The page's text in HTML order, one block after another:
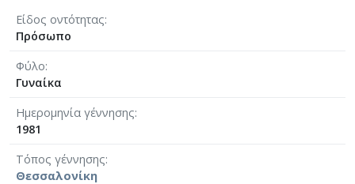
Είδος οντότητας
Πρόσωπο
Φύλο
Γυναίκα
Ημερομηνία γέννησης
1981
Τόπος γέννησης
Θεσσαλονίκη